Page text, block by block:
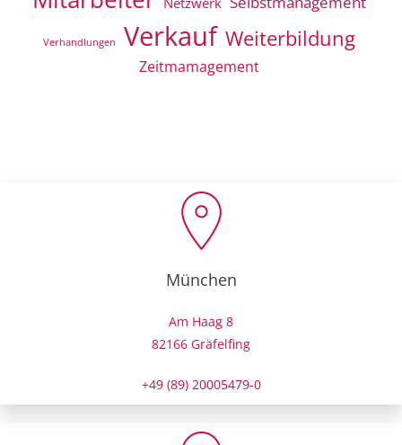
Verhandlungen Verkauf Weiterbildung
Zeitmamagement
München
Am Haag 8
82166 Gräfelfing
+49 (89) 20005479-0